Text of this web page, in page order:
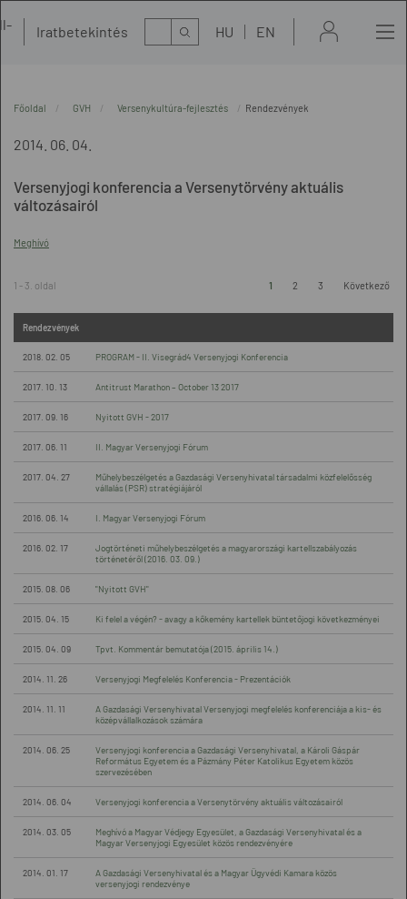
Iratbetekintés Kereső HU EN
Főoldal GVH Versenykultúra-fejlesztés Rendezvények
2014. 06. 04.
Versenyjogi konferencia a Versenytörvény aktuális
változásairól
Meghívó
1 - 3. oldal 1 2 3 Következő
Rendezvények
2018. 02. 05 PROGRAM - II. Visegrád4 Versenyjogi Konferencia
2017. 10. 13 Antitrust Marathon – October 13 2017
2017. 09. 16 Nyitott GVH - 2017
2017. 06. 11 II. Magyar Versenyjogi Fórum
2017. 04. 27
Műhelybeszélgetés a Gazdasági Versenyhivatal társadalmi közfelelősség
vállalás (PSR) stratégiájáról
2016. 06. 14 I. Magyar Versenyjogi Fórum
2016. 02. 17
Jogtörténeti műhelybeszélgetés a magyarországi kartellszabályozás
történetéről (2016. 03. 09.)
2015. 08. 06 "Nyitott GVH"
2015. 04. 15 Ki felel a végén? - avagy a kőkemény kartellek büntetőjogi következményei
2015. 04. 09 Tpvt. Kommentár bemutatója (2015. április 14.)
2014. 11. 26 Versenyjogi Megfelelés Konferencia - Prezentációk
2014. 11. 11
A Gazdasági Versenyhivatal Versenyjogi megfelelés konferenciája a kis- és
középvállalkozások számára
2014. 06. 25
Versenyjogi konferencia a Gazdasági Versenyhivatal, a Károli Gáspár
Református Egyetem és a Pázmány Péter Katolikus Egyetem közös
szervezésében
2014. 06. 04 Versenyjogi konferencia a Versenytörvény aktuális változásairól
2014. 03. 05
Meghívó a Magyar Védjegy Egyesület, a Gazdasági Versenyhivatal és a
Magyar Versenyjogi Egyesület közös rendezvényére
2014. 01. 17
A Gazdasági Versenyhivatal és a Magyar Ügyvédi Kamara közös
versenyjogi rendezvénye